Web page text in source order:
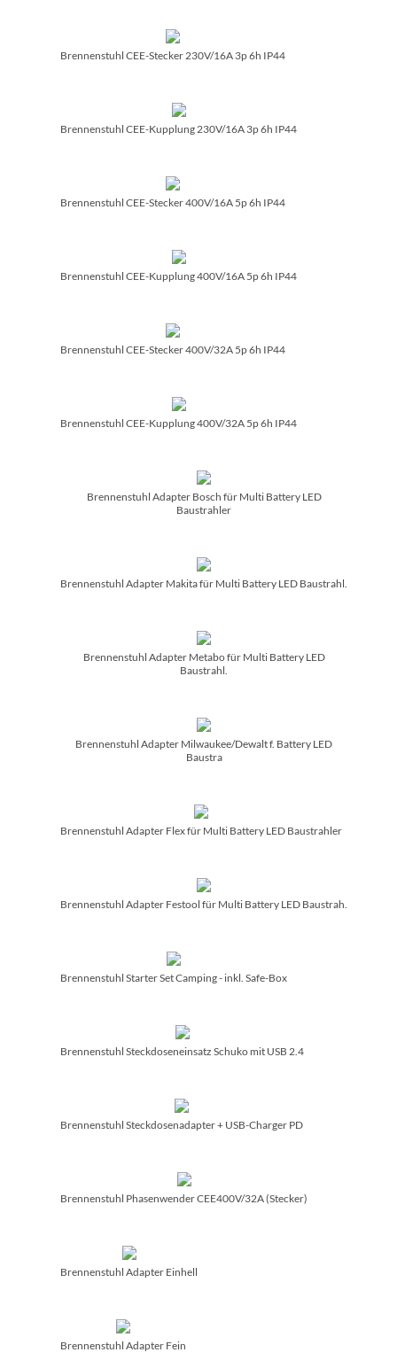
Brennenstuhl CEE-Stecker 230V/­16A 3p 6h IP44
Brennenstuhl CEE-Kupplung 230V/­16A 3p 6h IP44
Brennenstuhl CEE-Stecker 400V/­16A 5p 6h IP44
Brennenstuhl CEE-Kupplung 400V/­16A 5p 6h IP44
Brennenstuhl CEE-Stecker 400V/­32A 5p 6h IP44
Brennenstuhl CEE-Kupplung 400V/­32A 5p 6h IP44
Brennenstuhl Adapter Bosch für Multi Battery LED
Baustrahler
Brennenstuhl Adapter Makita für Multi Battery LED Baustrahl.
Brennenstuhl Adapter Metabo für Multi Battery LED
Baustrahl.
Brennenstuhl Adapter Milwaukee/­Dewalt f. Battery LED
Baustra
Brennenstuhl Adapter Flex für Multi Battery LED Baustrahler
Brennenstuhl Adapter Festool für Multi Battery LED Baustrah.
Brennenstuhl Starter Set Camping - inkl. Safe-Box
Brennenstuhl Steckdoseneinsatz Schuko mit USB 2.4
Brennenstuhl Steckdosenadapter + USB-Charger PD
Brennenstuhl Phasenwender CEE400V/­32A (Stecker)
Brennenstuhl Adapter Einhell
Brennenstuhl Adapter Fein